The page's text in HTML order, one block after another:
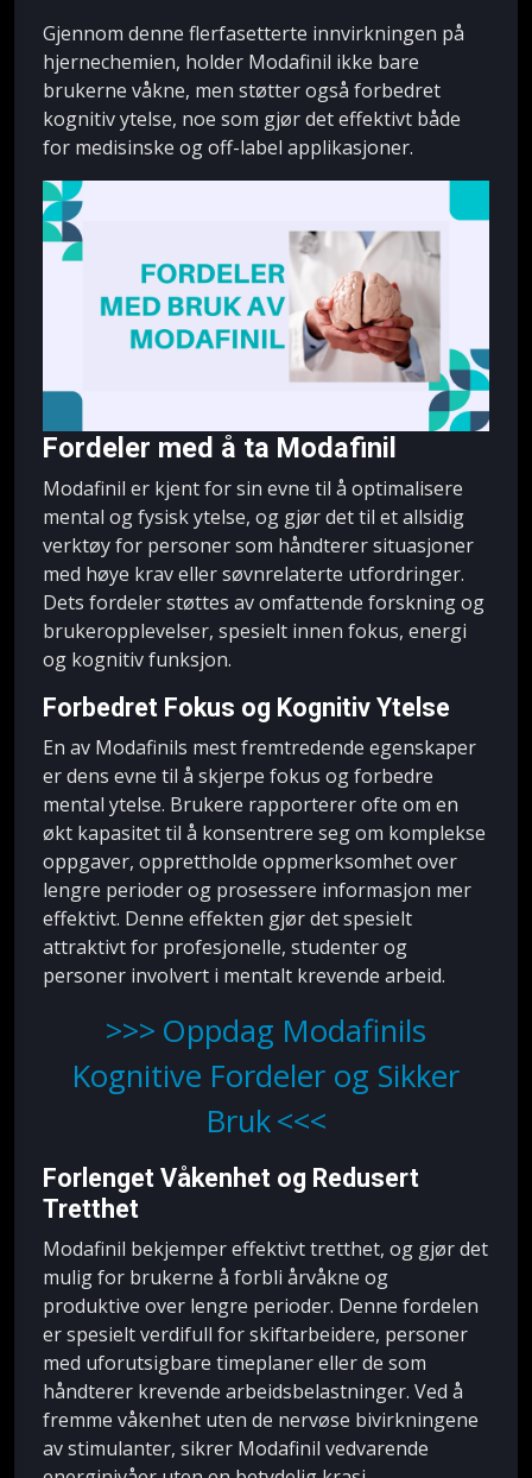
Gjennom denne flerfasetterte innvirkningen på
hjernechemien, holder Modafinil ikke bare
brukerne våkne, men støtter også forbedret
kognitiv ytelse, noe som gjør det effektivt både
for medisinske og off-label applikasjoner.
Fordeler med å ta Modafinil
Modafinil er kjent for sin evne til å optimalisere
mental og fysisk ytelse, og gjør det til et allsidig
verktøy for personer som håndterer situasjoner
med høye krav eller søvnrelaterte utfordringer.
Dets fordeler støttes av omfattende forskning og
brukeropplevelser, spesielt innen fokus, energi
og kognitiv funksjon.
Forbedret Fokus og Kognitiv Ytelse
En av Modafinils mest fremtredende egenskaper
er dens evne til å skjerpe fokus og forbedre
mental ytelse. Brukere rapporterer ofte om en
økt kapasitet til å konsentrere seg om komplekse
oppgaver, opprettholde oppmerksomhet over
lengre perioder og prosessere informasjon mer
effektivt. Denne effekten gjør det spesielt
attraktivt for profesjonelle, studenter og
personer involvert i mentalt krevende arbeid.
Oppdag Modafinils
Kognitive Fordeler og Sikker
Bruk
Forlenget Våkenhet og Redusert
Tretthet
Modafinil bekjemper effektivt tretthet, og gjør det
mulig for brukerne å forbli årvåkne og
produktive over lengre perioder. Denne fordelen
er spesielt verdifull for skiftarbeidere, personer
med uforutsigbare timeplaner eller de som
håndterer krevende arbeidsbelastninger. Ved å
fremme våkenhet uten de nervøse bivirkningene
av stimulanter, sikrer Modafinil vedvarende